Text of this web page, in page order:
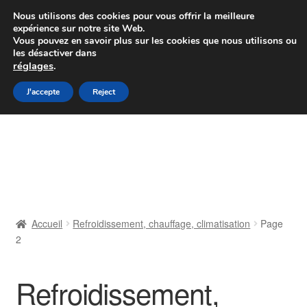
Colissimo livraison à partir de 7 EUR
Du lundi au vendredi de 9 h à 16 h
Aller
à
Aller
au
Contact
Accueil Refroidissement, chauffage, climatisation
Page
2
Refroidissement,
Nous utilisons des cookies pour vous offrir la meilleure
expérience sur notre site Web.
Vous pouvez en savoir plus sur les cookies que nous utilisons ou
les désactiver dans
réglages.
J'accepte Reject